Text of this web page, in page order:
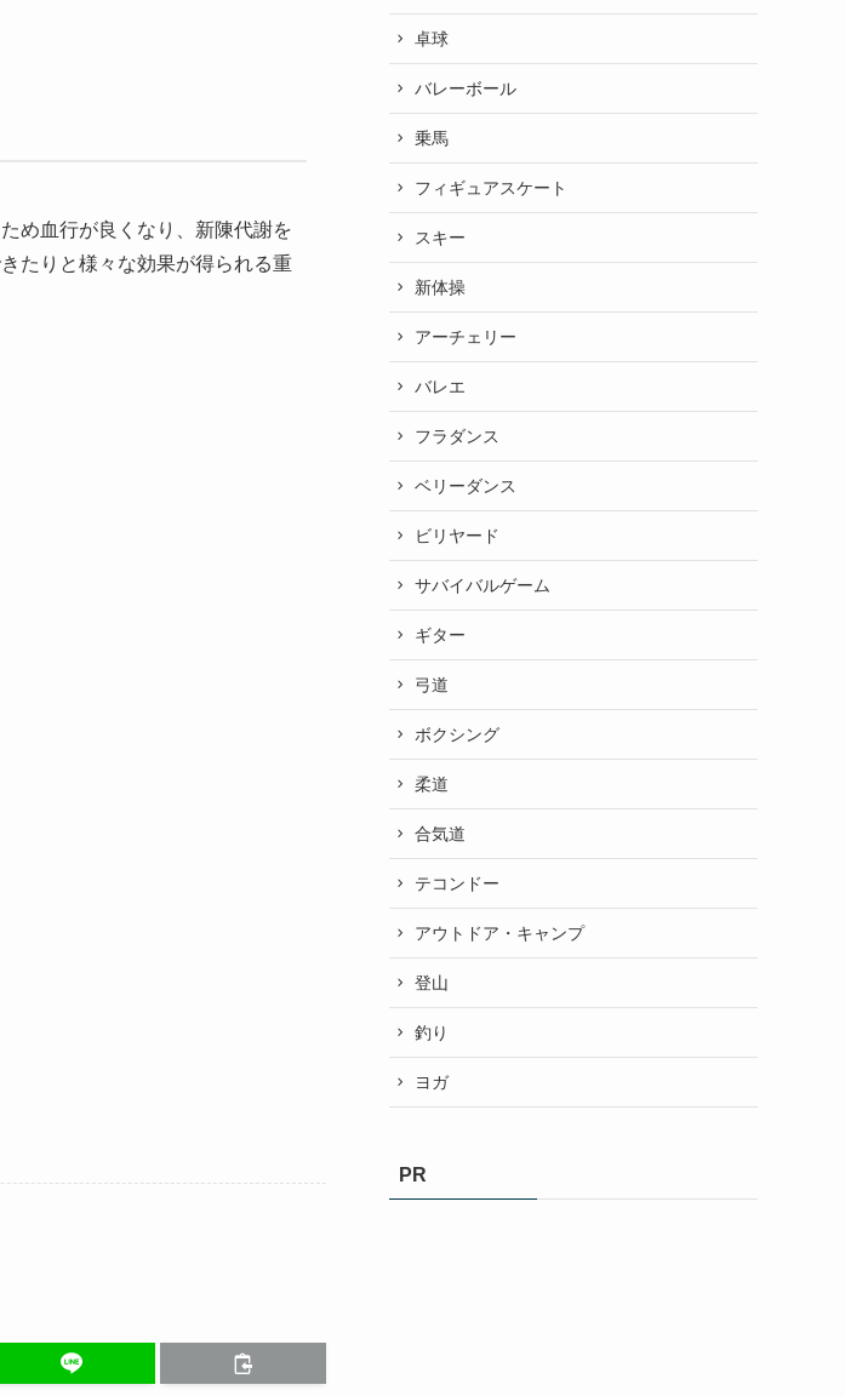
め血行が良くなり、新陳代謝を
たりと様々な効果が得られる重
卓球
バレーボール
乗馬
フィギュアスケート
スキー
新体操
アーチェリー
バレエ
フラダンス
ベリーダンス
ビリヤード
サバイバルゲーム
ギター
弓道
ボクシング
柔道
合気道
テコンドー
アウトドア・キャンプ
登山
釣り
ヨガ
PR